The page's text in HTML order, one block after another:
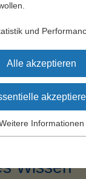
Wissen
und
Alle akzeptieren
werden für
funktioniert.
Informationen